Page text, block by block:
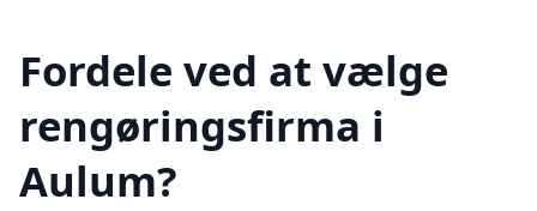
Fordele ved at vælge
rengøringsfirma i
Aulum?